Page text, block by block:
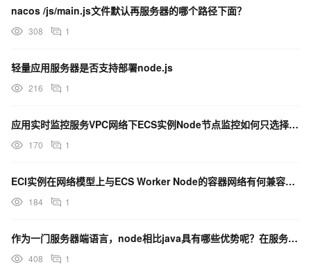
nacos /js/main.js文件默认再服务器的哪个路径下面？
308 1
轻量应用服务器是否支持部署node.js
216 1
应用实时监控服务VPC网络下ECS实例Node节点监控如何只选择部分节点
170 1
ECI实例在网络模型上与ECS Worker Node的容器网络有何兼容性？
184 1
作为一门服务器端语言，node相比java具有哪些优势呢？在服务器安全性方面，是否会存在一下隐患？
408 1